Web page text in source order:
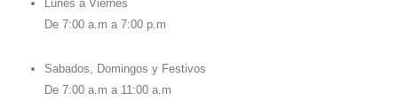
Lunes a Viernes
De 7:00 a.m a 7:00 p.m
Sabados, Domingos y Festivos
De 7:00 a.m a 11:00 a.m